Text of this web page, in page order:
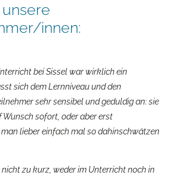
unsere
innen:
bei Sissel war wirklich ein
sich dem Lernniveau und den
sehr sensibel und geduldig an: sie
sofort, oder aber erst
lieber einfach mal so dahinschwätzen
zu kurz, weder im Unterricht noch in